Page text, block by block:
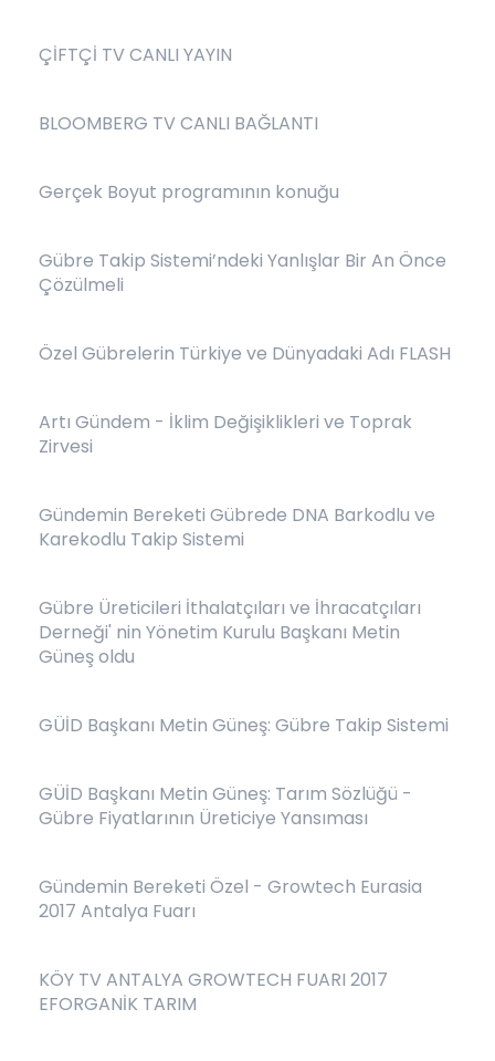
ÇİFTÇİ TV CANLI YAYIN
BLOOMBERG TV CANLI BAĞLANTI
Gerçek Boyut programının konuğu
Gübre Takip Sistemi’ndeki Yanlışlar Bir An Önce
Çözülmeli
Özel Gübrelerin Türkiye ve Dünyadaki Adı FLASH
Artı Gündem - İklim Değişiklikleri ve Toprak
Zirvesi
Gündemin Bereketi Gübrede DNA Barkodlu ve
Karekodlu Takip Sistemi
Gübre Üreticileri İthalatçıları ve İhracatçıları
Derneği' nin Yönetim Kurulu Başkanı Metin
Güneş oldu
GÜİD Başkanı Metin Güneş: Gübre Takip Sistemi
GÜİD Başkanı Metin Güneş: Tarım Sözlüğü -
Gübre Fiyatlarının Üreticiye Yansıması
Gündemin Bereketi Özel - Growtech Eurasia
2017 Antalya Fuarı
KÖY TV ANTALYA GROWTECH FUARI 2017
EFORGANİK TARIM